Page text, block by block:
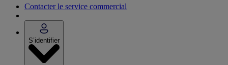
Contacter le service commercial
S’identifier